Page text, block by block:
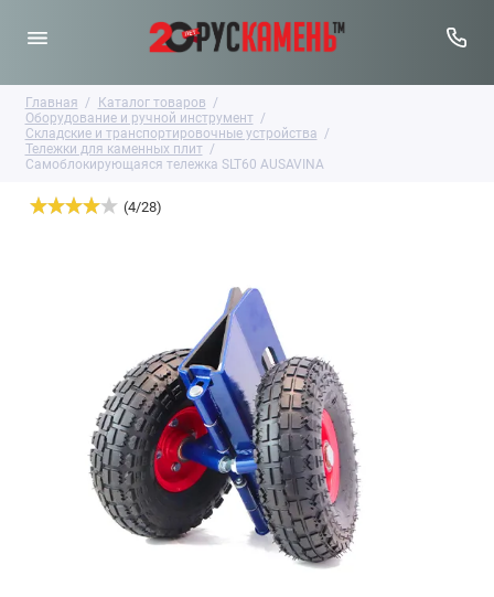
Главная
Каталог товаров
Оборудование и ручной инструмент
Складские и транспортировочные устройства
Тележки для каменных плит
Самоблокирующаяся тележка SLT60 AUSAVINA
(4/28)